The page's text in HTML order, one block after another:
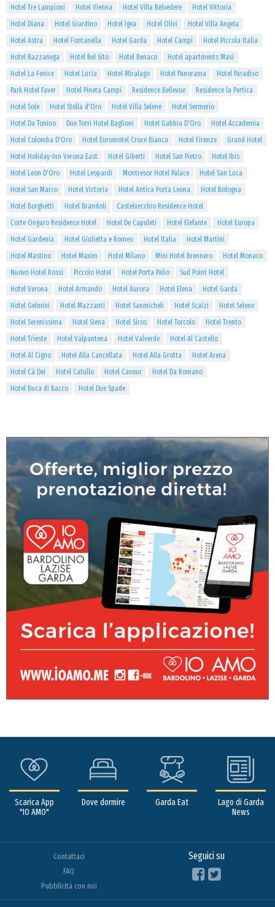
Hotel Tre Lampioni
Hotel Vienna Hotel Villa Belvedere
Hotel Vittoria
Hotel Diana
Hotel Giardino Hotel Igea Hotel Olivi
Hotel Villa Angela
Hotel Astra
Hotel Fontanella Hotel Garda Hotel Campi
Hotel Piccola Italia
Hotel Bazzanega
Hotel Bel Sito Hotel Benaco
Hotel apartments Maxi
Hotel La Fenice
Hotel Lucia Hotel Miralago Hotel Panorama
Hotel Paradiso
Park Hotel Faver
Hotel Pineta Campi Residence Bellevue
Residence la Pertica
Hotel Sole
Hotel Stella d'Oro Hotel Villa Selene
Hotel Sermerio
Hotel Da Tonino
Due Torri Hotel Baglioni Hotel Gabbia D'Oro
Hotel Accademia
Hotel Colomba D'Oro
Hotel Euromotel Croce Bianca Hotel Firenze
Grand Hotel
Hotel Holiday-Inn Verona East
Hotel Giberti Hotel San Pietro
Hotel Ibis
Hotel Leon D'Oro
Hotel Leopardi Montresor Hotel Palace
Hotel San Luca
Hotel San Marco
Hotel Victoria Hotel Antica Porta Leona
Hotel Bologna
Hotel Borghetti
Hotel Brandoli
Castelvecchio Residence Hotel
Corte Ongaro Residence Hotel
Hotel De Capuleti Hotel Elefante
Hotel Europa
Hotel Gardenia
Hotel Giulietta e Romeo Hotel Italia
Hotel Martini
Hotel Mastino
Hotel Maxim Hotel Milano Mini Hotel Brennero
Hotel Monaco
Nuovo Hotel Rossi
Piccolo Hotel Hotel Porta Palio
Sud Point Hotel
Hotel Verona
Hotel Armando Hotel Aurora Hotel Elena
Hotel Garda
Hotel Gelmini
Hotel Mazzanti Hotel Sanmicheli Hotel Scalzi
Hotel Selene
Hotel Serenissima
Hotel Siena Hotel Siros Hotel Torcolo
Hotel Trento
Hotel Trieste
Hotel Valpantena Hotel Valverde
Hotel Al Castello
Hotel Al Cigno
Hotel Alla Cancellata Hotel Alla Grotta
Hotel Arena
Hotel Cà Dei
Hotel Catullo Hotel Cavour
Hotel Da Romano
Hotel Buca di Bacco
Hotel Due Spade
Scarica App
"IO AMO"
Dove dormire Garda Eat
Lago di Garda
News
Contattaci
FAQ
Pubblicità con noi
Seguici su